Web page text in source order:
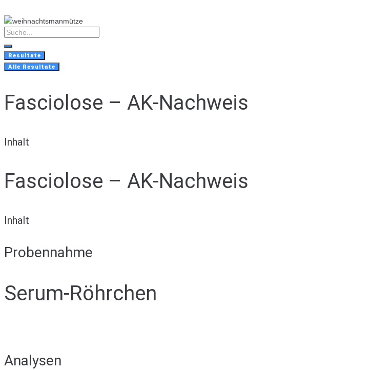
to
content
Search
...
Resultate
Alle Resultate
Fasciolose – AK-Nachweis
Inhalt
Fasciolose – AK-Nachweis
Inhalt
Probennahme
Serum-Röhrchen
Analysen